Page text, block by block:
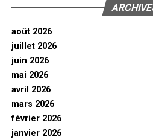
août 2026
juillet 2026
juin 2026
mai 2026
avril 2026
mars 2026
février 2026
janvier 2026